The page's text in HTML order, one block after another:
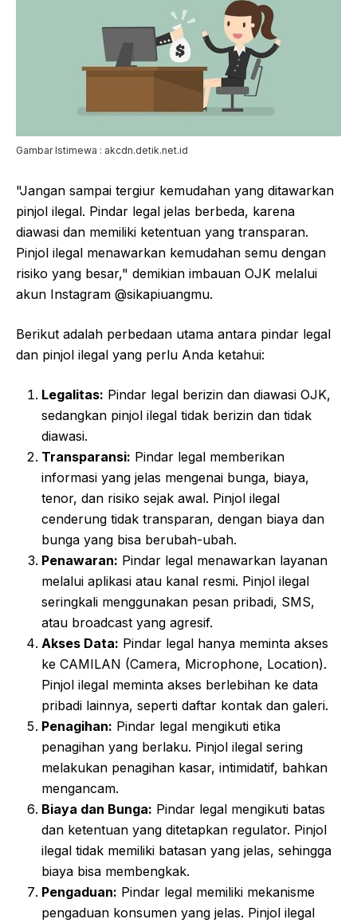
Gambar Istimewa : akcdn.detik.net.id
"Jangan sampai tergiur kemudahan yang ditawarkan
pinjol ilegal. Pindar legal jelas berbeda, karena
diawasi dan memiliki ketentuan yang transparan.
Pinjol ilegal menawarkan kemudahan semu dengan
risiko yang besar," demikian imbauan OJK melalui
akun Instagram @sikapiuangmu.
Berikut adalah perbedaan utama antara pindar legal
dan pinjol ilegal yang perlu Anda ketahui:
Legalitas: Pindar legal berizin dan diawasi OJK,
sedangkan pinjol ilegal tidak berizin dan tidak
diawasi.
Transparansi: Pindar legal memberikan
informasi yang jelas mengenai bunga, biaya,
tenor, dan risiko sejak awal. Pinjol ilegal
cenderung tidak transparan, dengan biaya dan
bunga yang bisa berubah-ubah.
Penawaran: Pindar legal menawarkan layanan
melalui aplikasi atau kanal resmi. Pinjol ilegal
seringkali menggunakan pesan pribadi, SMS,
atau broadcast yang agresif.
Akses Data: Pindar legal hanya meminta akses
ke CAMILAN (Camera, Microphone, Location).
Pinjol ilegal meminta akses berlebihan ke data
pribadi lainnya, seperti daftar kontak dan galeri.
Penagihan: Pindar legal mengikuti etika
penagihan yang berlaku. Pinjol ilegal sering
melakukan penagihan kasar, intimidatif, bahkan
mengancam.
Biaya dan Bunga: Pindar legal mengikuti batas
dan ketentuan yang ditetapkan regulator. Pinjol
ilegal tidak memiliki batasan yang jelas, sehingga
biaya bisa membengkak.
Pengaduan: Pindar legal memiliki mekanisme
pengaduan konsumen yang jelas. Pinjol ilegal